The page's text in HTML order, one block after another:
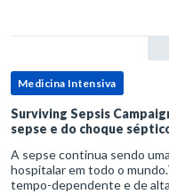
Medicina Intensiva
Surviving Sepsis
sepse e do choque
A sepse continua sendo
hospitalar em todo o
tempo-dependente e de